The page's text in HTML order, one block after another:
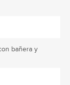
bañera y